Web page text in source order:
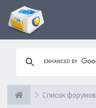
Список форумов